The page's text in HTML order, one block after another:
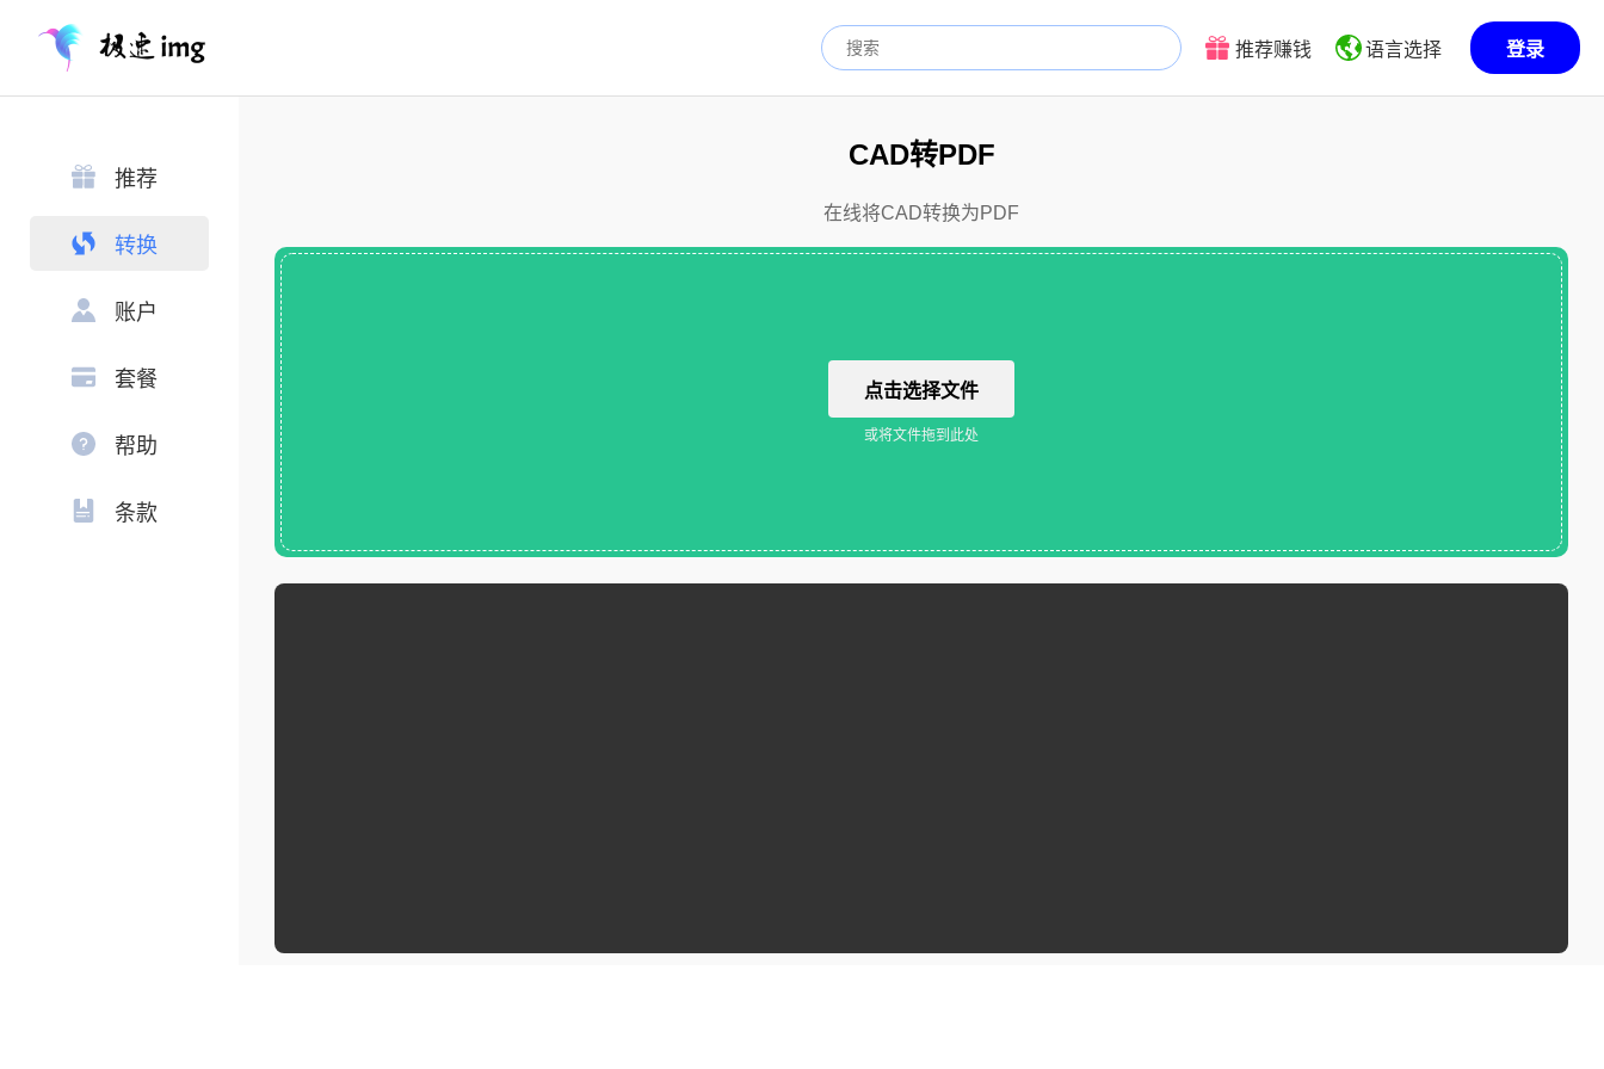
推荐赚钱 语言选择 登录
推荐
转换
账户
套餐
帮助
条款
CAD转PDF
在线将CAD转换为PDF
点击选择文件
或将文件拖到此处